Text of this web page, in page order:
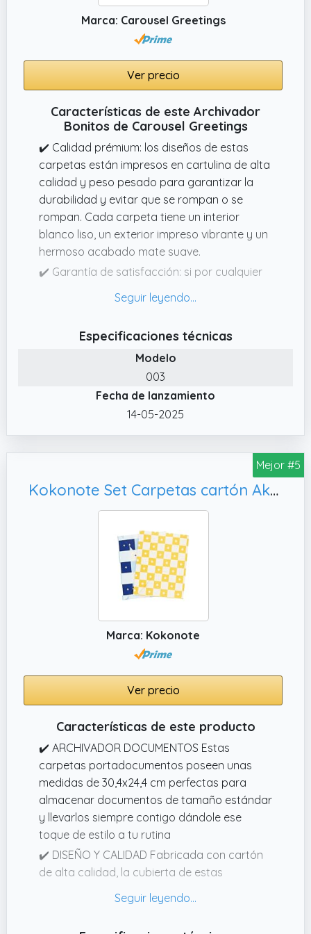
para acomodar papeles de tamaño carta
con facilidad. Sus dimensiones estándar las
hacen compatibles con carpetas de
archivadores y otros suministros de oficina
Marca: Carousel Greetings
Ver precio
Características de este Archivador
Bonitos de Carousel Greetings
✔️ Calidad prémium: los diseños de estas
carpetas están impresos en cartulina de alta
calidad y peso pesado para garantizar la
durabilidad y evitar que se rompan o se
rompan. Cada carpeta tiene un interior
blanco liso, un exterior impreso vibrante y un
hermoso acabado mate suave.
✔️ Garantía de satisfacción: si por cualquier
simplemente ponte en contacto con
reembolso completo, garantizado
✔️ Embalaje seguro: el mejor embalaje del
mercado. Empaquetado en una caja
elegante y resistente para que las carpetas
de archivos no se doblen ni dañen durante el
más. Fabricado con hermosas obras de arte
originales, cada carpeta de archivos de este
✔️ Tamaño estándar: hemos hecho las
carpetas de archivos de colores tamaño
carta (9.5 x 11.75 pulgadas),perfectas para
Especificaciones técnicas
Modelo
003
Fecha de lanzamiento
14-05-2025
Mejor #5
Kokonote Set Carpetas cartón Akalia - Portadocumentos bolsillo interior, material escolar y papeleria bonita
Marca: Kokonote
Ver precio
Características de este producto
✔️ ARCHIVADOR DOCUMENTOS Estas
carpetas portadocumentos poseen unas
medidas de 30,4x24,4 cm perfectas para
almacenar documentos de tamaño estándar
y llevarlos siempre contigo dándole ese
toque de estilo a tu rutina
✔️ DISEÑO Y CALIDAD Fabricada con cartón
de alta calidad, la cubierta de estas
duraderas, asegurando que tus documentos